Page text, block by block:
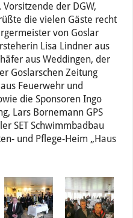
der DGW,
die vielen Gäste recht
von Goslar
Lisa Lindner aus
aus Weddingen, der
Goslarschen Zeitung
Feuerwehr und
die Sponsoren Ingo
Lars Bornemann GPS
SET Schwimmbadbau
und Pflege-Heim „Haus